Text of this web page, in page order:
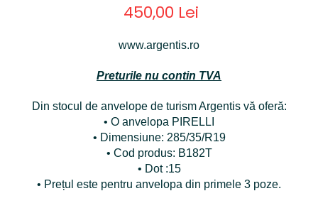
450,00 Lei
www.argentis.ro
Preturile nu contin TVA
Din stocul de anvelope de turism Argentis vă oferă:
• O anvelopa PIRELLI
• Dimensiune: 285/35/R19
• Cod produs: B182T
• Dot :15
• Prețul este pentru anvelopa din primele 3 poze.